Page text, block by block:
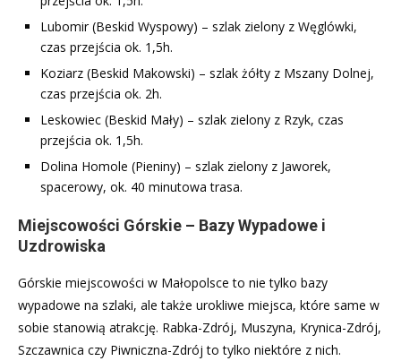
Lubomir (Beskid Wyspowy) – szlak zielony z Węglówki,
czas przejścia ok. 1,5h.
Koziarz (Beskid Makowski) – szlak żółty z Mszany Dolnej,
czas przejścia ok. 2h.
Leskowiec (Beskid Mały) – szlak zielony z Rzyk, czas
przejścia ok. 1,5h.
Dolina Homole (Pieniny) – szlak zielony z Jaworek,
spacerowy, ok. 40 minutowa trasa.
Miejscowości Górskie – Bazy Wypadowe i
Uzdrowiska
Górskie miejscowości w Małopolsce to nie tylko bazy
wypadowe na szlaki, ale także urokliwe miejsca, które same w
sobie stanowią atrakcję. Rabka-Zdrój, Muszyna, Krynica-Zdrój,
Szczawnica czy Piwniczna-Zdrój to tylko niektóre z nich.